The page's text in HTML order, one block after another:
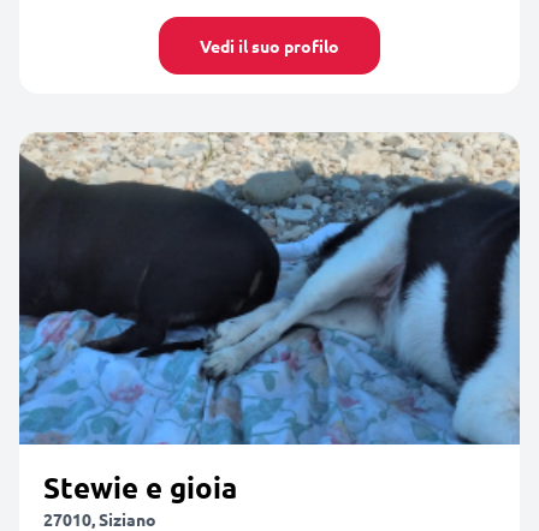
Vedi il suo profilo
Stewie e gioia
27010, Siziano